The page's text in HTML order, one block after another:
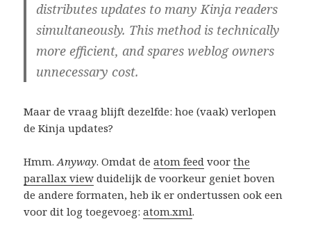
distributes updates to many Kinja readers
simultaneously. This method is technically
more efficient, and spares weblog owners
unnecessary cost.
Maar de vraag blijft dezelfde: hoe (vaak) verlopen
de Kinja updates?
Hmm.Anyway. Omdat deatom feed voorthe
parallax view duidelijk de voorkeur geniet boven
de andere formaten, heb ik er ondertussen ook een
voor dit log toegevoeg:atom.xml.